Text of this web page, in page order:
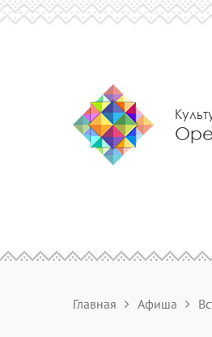
Главная Афиша